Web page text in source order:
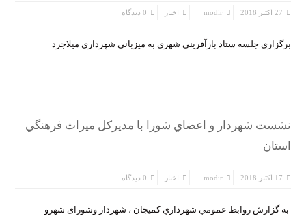
27 اکتبر 2018 modir اخبار 0 دیدگاه
برگزاري جلسه ستاد بازآفريني شهري به ميزباني شهرداري ميلاجرد
نشست شهردار و اعضاي شورا با مديركل ميراث فرهنگي
استان
17 اکتبر 2018 modir اخبار 0 دیدگاه
به گزارش روابط عمومي شهرداري كميجان ، شهردار وشورای شهرو